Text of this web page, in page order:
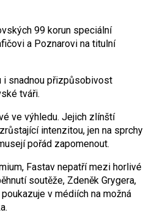
99 korun speciální
a Poznarovi na titulní
i snadnou přizpůsobivost
tváři.
ve výhledu. Jejich zlínští
intenzitou, jen na sprchy
pořád zapomenout.
Fastav nepatří mezi horlivé
soutěže, Zdeněk Grygera,
v médiích na možná